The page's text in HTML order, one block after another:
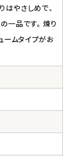
はやさしめで、
一品です。 煉り
ームタイプがお